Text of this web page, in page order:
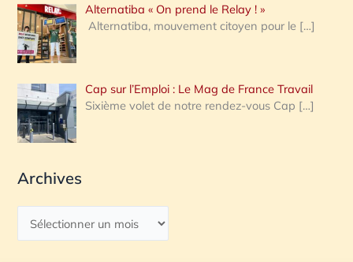
Alternatiba « On prend le Relay ! »
Alternatiba, mouvement citoyen pour le […]
Cap sur l’Emploi : Le Mag de France Travail
Sixième volet de notre rendez-vous Cap […]
Archives